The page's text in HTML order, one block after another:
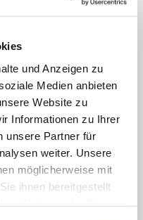
und Anzeigen zu
Medien anbieten
Website zu
Informationen zu Ihrer
unsere Partner für
weiter. Unsere
möglicherweise mit
ihnen bereitgestellt